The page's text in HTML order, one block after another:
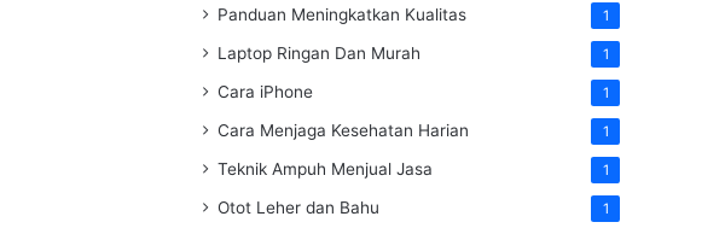
Panduan Meningkatkan Kualitas 1
Laptop Ringan Dan Murah 1
Cara iPhone 1
Cara Menjaga Kesehatan Harian 1
Teknik Ampuh Menjual Jasa 1
Otot Leher dan Bahu 1